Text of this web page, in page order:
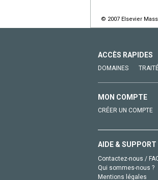
© 2007 Elsevier
ACCÈS RAPIDES
DOMAINES
MON COMPTE
CRÉER UN COMPTE
AIDE & SUPPORT
Contactez-nous /
Qui sommes-nous ?
Mentions légales